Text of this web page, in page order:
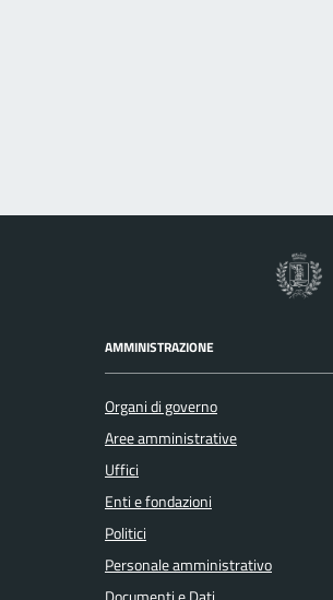
AMMINISTRAZIONE
Organi di governo
Aree amministrative
Uffici
Enti e fondazioni
Politici
Personale amministrativo